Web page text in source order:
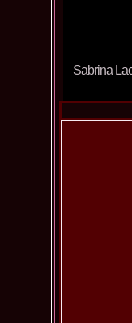
Sabrina